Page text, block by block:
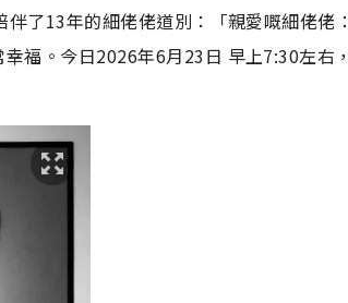
了13年的細佬佬道別：「親愛嘅細佬佬：
福。今日2026年6月23日 早上7:30左右，